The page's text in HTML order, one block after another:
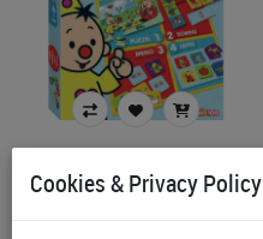
Gezelschapsspel Bumba 4
In 1 | Bumba Speelplezier
Cookies & Privacy Policy